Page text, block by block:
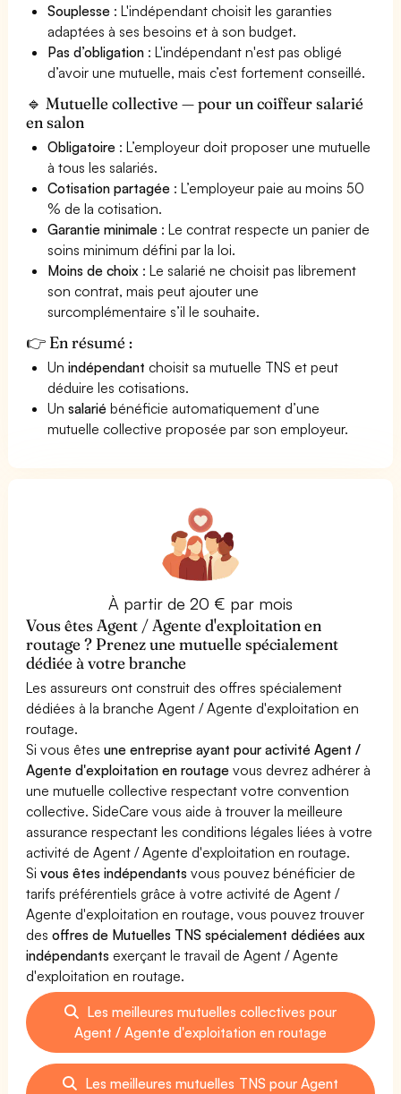
Souplesse : L'indépendant choisit les garanties
adaptées à ses besoins et à son budget.
Pas d’obligation : L'indépendant n'est pas obligé
d’avoir une mutuelle, mais c’est fortement conseillé.
🔹 Mutuelle collective — pour un coiffeur salarié
en salon
Obligatoire : L’employeur doit proposer une mutuelle
à tous les salariés.
Cotisation partagée : L’employeur paie au moins 50
% de la cotisation.
Garantie minimale : Le contrat respecte un panier de
soins minimum défini par la loi.
Moins de choix : Le salarié ne choisit pas librement
son contrat, mais peut ajouter une
surcomplémentaire s’il le souhaite.
👉 En résumé :
Unindépendant choisit sa mutuelle TNS et peut
déduire les cotisations.
Unsalarié bénéficie automatiquement d’une
mutuelle collective proposée par son employeur.
À partir de 20 € par mois
Vous êtes Agent / Agente d'exploitation en
routage ? Prenez une mutuelle spécialement
dédiée à votre branche
Les assureurs ont construit des offres spécialement
dédiées à la branche Agent / Agente d'exploitation en
routage.
Si vous êtesune entreprise ayant pour activité Agent /
Agente d'exploitation en routage vous devrez adhérer à
une mutuelle collective respectant votre convention
collective. SideCare vous aide à trouver la meilleure
assurance respectant les conditions légales liées à votre
activité de Agent / Agente d'exploitation en routage.
Sivous êtes indépendants vous pouvez bénéficier de
tarifs préférentiels grâce à votre activité de Agent /
Agente d'exploitation en routage, vous pouvez trouver
desoffres de Mutuelles TNS spécialement dédiées aux
indépendants exerçant le travail de Agent / Agente
d'exploitation en routage.
Les meilleures mutuelles collectives pour
Agent / Agente d'exploitation en routage
Les meilleures mutuelles TNS pour Agent